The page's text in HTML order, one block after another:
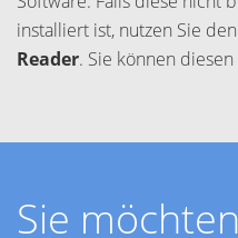
installiert ist, nutzen Sie
Reader. Sie können diesen
Sie